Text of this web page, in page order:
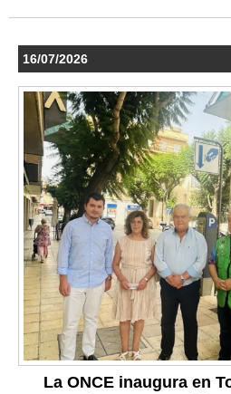
16/07/2026
La ONCE inaugura en